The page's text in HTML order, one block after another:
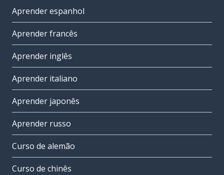
Aprender espanhol
Aprender francês
Aprender inglês
Aprender italiano
Aprender japonês
Aprender russo
Curso de alemão
Curso de chinês